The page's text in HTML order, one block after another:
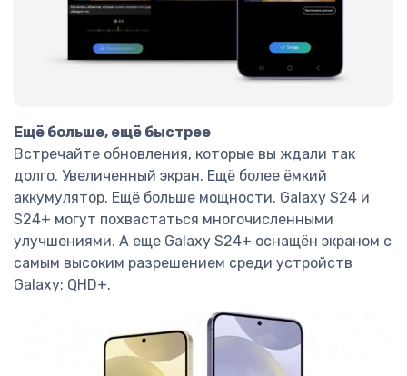
Ещё больше, ещё быстрее
Встречайте обновления, которые вы ждали так
долго. Увеличенный экран. Ещё более ёмкий
аккумулятор. Ещё больше мощности. Galaxy S24 и
S24+ могут похвастаться многочисленными
улучшениями. А еще Galaxy S24+ оснащён экраном с
самым высоким разрешением среди устройств
Galaxy: QHD+.